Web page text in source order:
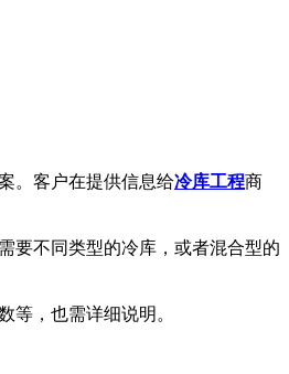
。客户在提供信息给冷库工程商
要不同类型的冷库，或者混合型的
等，也需详细说明。